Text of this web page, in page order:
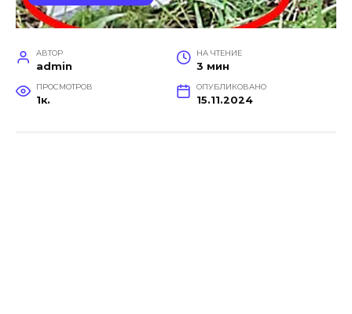
АВТОР
admin
НА ЧТЕНИЕ
3 мин
ПРОСМОТРОВ
1к.
ОПУБЛИКОВАНО
15.11.2024